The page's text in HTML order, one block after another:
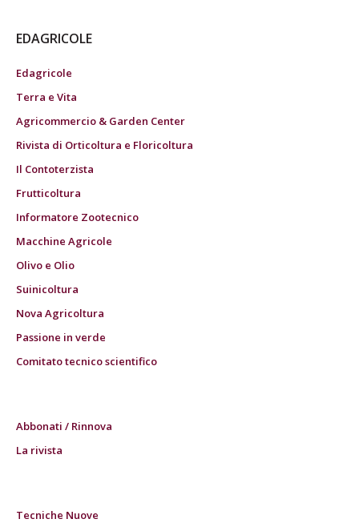
EDAGRICOLE
Edagricole
Terra e Vita
Agricommercio & Garden Center
Rivista di Orticoltura e Floricoltura
Il Contoterzista
Frutticoltura
Informatore Zootecnico
Macchine Agricole
Olivo e Olio
Suinicoltura
Nova Agricoltura
Passione in verde
Comitato tecnico scientifico
Abbonati / Rinnova
La rivista
Tecniche Nuove